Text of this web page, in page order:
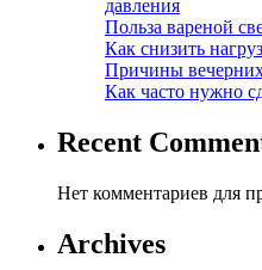
давления
Польза вареной
Как снизить
Причины
Как часто нужно
Recent
Нет комментариев для
Archives